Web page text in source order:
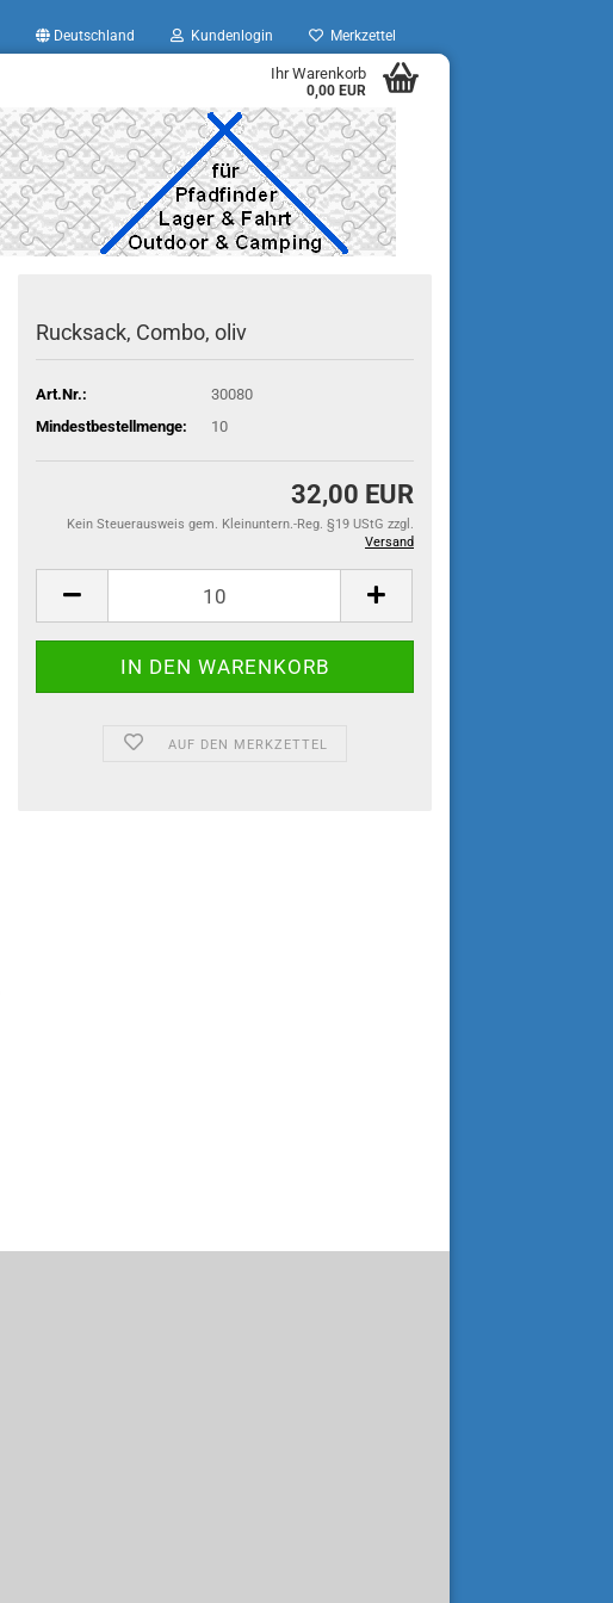
Deutschland Kundenlogin Merkzettel
Ihr Warenkorb
0,00 EUR
Rucksack, Combo, oliv
Art.Nr.:
30080
Mindestbestellmenge:
10
32,00 EUR
Kein Steuerausweis gem. Kleinuntern.-Reg. §19 UStG zzgl.
Versand
AUF DEN MERKZETTEL